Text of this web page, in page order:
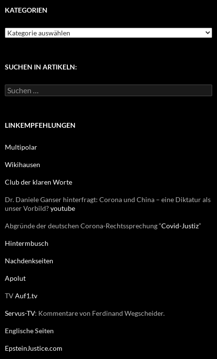
KATEGORIEN
K
g
r
SUCHEN IN ARTIKELN:
S
u
e
a
h
LINKEMPFEHLUNGEN
Multipolar
Wikihausen
Club der klaren Worte
Dr. Daniele Ganser hinterfragt: Corona und China – eine Diktatur als
unser Vorbild?youtube
Abgründe der deutschen Corona-Rechtssprechung “Covid-Justiz”
Hintermbusch
Nachdenkseiten
Apolut
TVAuf1.tv
Servus-TV: Kommentare von Ferdinand Wegscheider.
Englische Seiten
EpsteinJustice.com